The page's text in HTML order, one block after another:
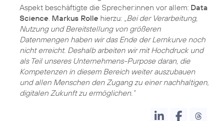
Aspekt beschäftigte die Sprecher:innen vor allem: Data
Science. Markus Rolle hierzu: „Bei der Verarbeitung,
Nutzung und Bereitstellung von größeren
Datenmengen haben wir das Ende der Lernkurve noch
nicht erreicht. Deshalb arbeiten wir mit Hochdruck und
als Teil unseres Unternehmens-Purpose daran, die
Kompetenzen in diesem Bereich weiter auszubauen
und allen Menschen den Zugang zu einer nachhaltigen,
digitalen Zukunft zu ermöglichen.“